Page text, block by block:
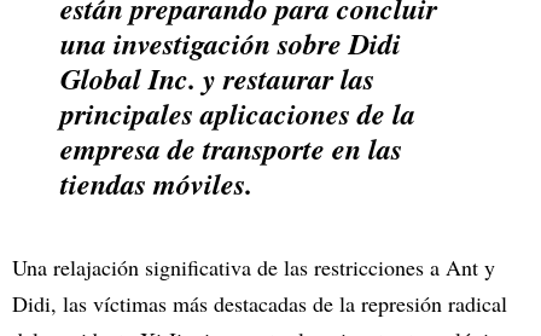
una investigación sobreDidi
Global Inc. y restaurar las
principales aplicaciones de la
empresa de transporte en las
tiendas móviles.
Una relajación significativa de las restricciones a Ant y
Didi, las víctimas más destacadas de la represión radical